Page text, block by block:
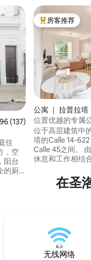
分 4.96 分（满分 5 分）
(137)
，空
阳台
的厨
。
热门「房客推荐」
房客推荐
公寓 ｜ 拉普拉塔
位置优越的专属
位于高层建筑中的单间
塔的Calle 14-
Calle 45之间。 由专业人士设计和装修，是
休息和工作相结合的
市中心，靠近景点。 街头停车位
付费，具体取决于日
在圣
无线网络